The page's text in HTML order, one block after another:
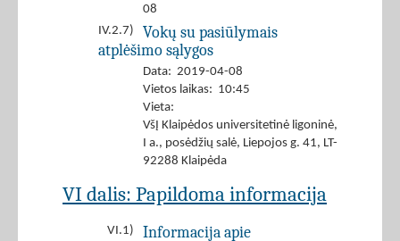
08
IV.2.7)
Vokų su pasiūlymais
atplėšimo sąlygos
Data: 2019-04-08
Vietos laikas: 10:45
Vieta:
VšĮ Klaipėdos universitetinė ligoninė,
I a., posėdžių salė, Liepojos g. 41, LT-
92288 Klaipėda
VI dalis: Papildoma informacija
VI.1) Informacija apie